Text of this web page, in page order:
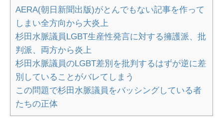
AERA(朝日新聞出版)がとんでもない記事を作って
しまい全方向から大炎上
杉田水脈議員LGBT生産性発言に対する擁護派、批
判派、両方から炎上
杉田水脈議員のLGBT差別を批判するはずが逆に差
別していることがバレてしまう
この問題で杉田水脈議員をバッシングしている者
たちの正体